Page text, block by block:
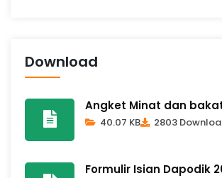
Download
Angket Minat dan
40.07 KB 2803
Formulir Isian Dapodik